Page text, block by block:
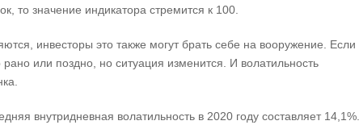
то значение индикатора стремится к 100.
инвесторы это также могут брать себе на вооружение. Если
или поздно, но ситуация изменится. И волатильность
внутридневная волатильность в 2020 году составляет 14,1%.